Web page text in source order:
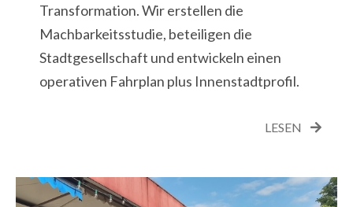
Transformation. Wir erstellen die
Machbarkeitsstudie, beteiligen die
Stadtgesellschaft und entwickeln einen
operativen Fahrplan plus Innenstadtprofil.
LESEN